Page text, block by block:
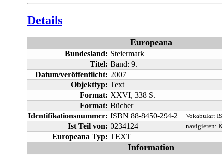
Details
Europeana
Bundesland: Steiermark
Titel: Band: 9.
Datum/veröffentlicht: 2007
Objekttyp: Text
Format: XXVI, 338 S.
Format: Bücher
Identifikationsnummer: ISBN 88-8450-294-2 Vokabular:
Ist Teil von: 0234124 navigieren:
Europeana Typ: TEXT
Information